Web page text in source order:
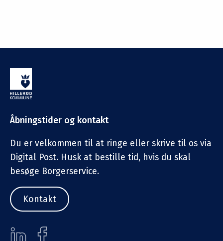
Åbningstider og kontakt
Du er velkommen til at ringe eller skrive til os via
Digital Post. Husk at bestille tid, hvis du skal
besøge Borgerservice.
Kontakt